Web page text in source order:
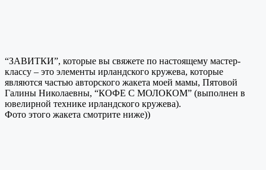
“ЗАВИТКИ”, которые вы свяжете по настоящему мастер-
классу – это элементы ирландского кружева, которые
являются частью авторского жакета моей мамы, Пятовой
Галины Николаевны, “КОФЕ С МОЛОКОМ” (выполнен в
ювелирной технике ирландского кружева).
Фото этого жакета смотрите ниже))